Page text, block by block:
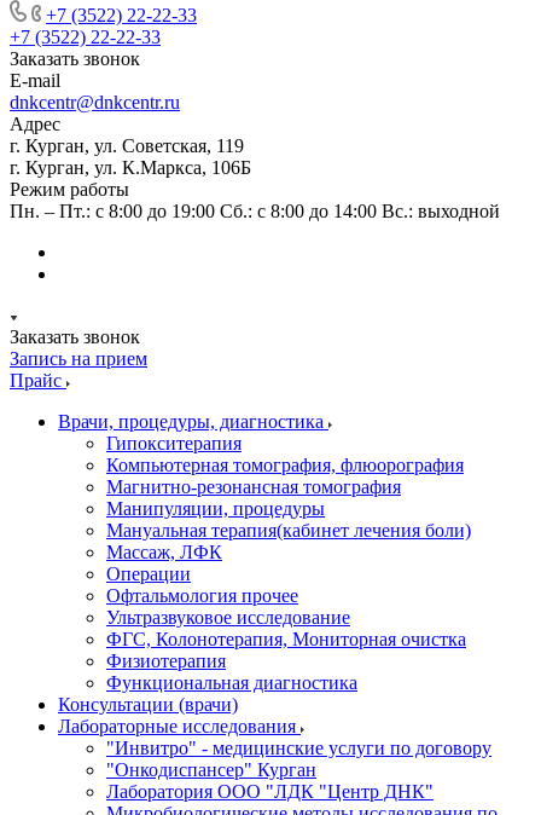
+7 (3522) 22-22-33
+7 (3522) 22-22-33
Заказать звонок
E-mail
dnkcentr@dnkcentr.ru
Адрес
г. Курган, ул. Советская, 119
г. Курган, ул. К.Маркса, 106Б
Режим работы
Пн. – Пт.: с 8:00 до 19:00 Сб.: с 8:00 до 14:00 Вс.: выходной
Заказать звонок
Запись на прием
Прайс
Врачи, процедуры, диагностика
Гипокситерапия
Компьютерная томография, флюорография
Магнитно-резонансная томография
Манипуляции, процедуры
Мануальная терапия(кабинет лечения боли)
Массаж, ЛФК
Операции
Офтальмология прочее
Ультразвуковое исследование
ФГС, Колонотерапия, Мониторная очистка
Физиотерапия
Функциональная диагностика
Консультации (врачи)
Лабораторные исследования
"Инвитро" - медицинские услуги по договору
"Онкодиспансер" Курган
Лаборатория ООО "ЛДК "Центр ДНК"